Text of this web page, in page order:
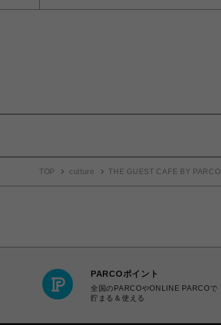
TOP culture THE GUEST CAFE BY PARCO
PARCOポイント
全国のPARCOやONLINE PARCOで
貯まる＆使える